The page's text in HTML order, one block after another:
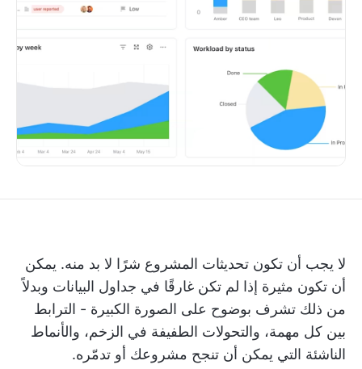
لا يجب أن تكون تحديثات المشروع شرًا لا بد منه. يمكن
أن تكون مثيرة إذا لم تكن غارقًا في جداول البيانات وبدلاً
من ذلك تشرف بوضوح على الصورة الكبيرة - الترابط
بين كل مهمة، والتحولات الطفيفة في الزخم، والأنماط
الناشئة التي يمكن أن تنجح مشروعك أو تدمّره.